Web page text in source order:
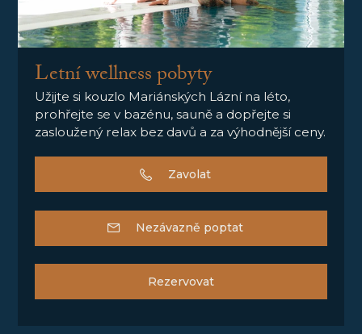
Letní wellness pobyty
Užijte si kouzlo Mariánských Lázní na léto,
prohřejte se v bazénu, sauně a dopřejte si
zasloužený relax bez davů a za výhodnější ceny.
Zavolat
Nezávazně poptat
Rezervovat